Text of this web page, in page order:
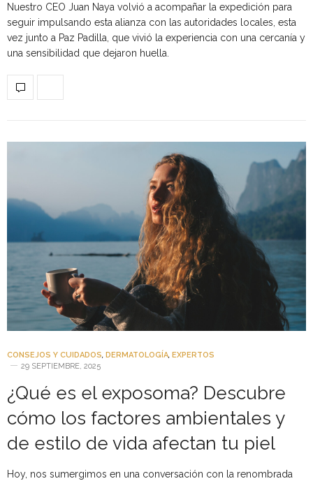
Nuestro CEO Juan Naya volvió a acompañar la expedición para
seguir impulsando esta alianza con las autoridades locales, esta
vez junto a Paz Padilla, que vivió la experiencia con una cercanía y
una sensibilidad que dejaron huella.
CONSEJOS Y CUIDADOS, DERMATOLOGÍA, EXPERTOS
29 SEPTIEMBRE, 2025
¿Qué es el exposoma? Descubre
cómo los factores ambientales y
de estilo de vida afectan tu piel
Hoy, nos sumergimos en una conversación con la renombrada